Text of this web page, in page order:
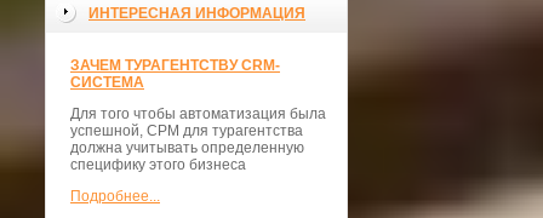
ИНТЕРЕСНАЯ ИНФОРМАЦИЯ
ЗАЧЕМ ТУРАГЕНТСТВУ CRM-
СИСТЕМА
Для того чтобы автоматизация была
успешной, СРМ для турагентства
должна учитывать определенную
специфику этого бизнеса
Подробнее...